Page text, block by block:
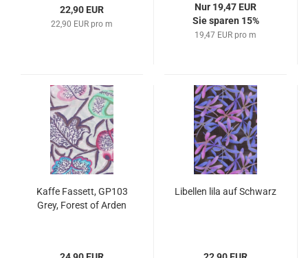
22,90 EUR
22,90 EUR pro m
Nur 19,47 EUR
Sie sparen 15%
19,47 EUR pro m
Kaffe Fassett, GP103
Grey, Forest of Arden
Libellen lila auf Schwarz